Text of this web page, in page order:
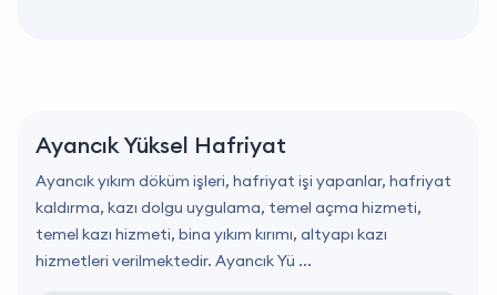
Ayancık Yüksel Hafriyat
Ayancık yıkım döküm işleri, hafriyat işi yapanlar, hafriyat
kaldırma, kazı dolgu uygulama, temel açma hizmeti,
temel kazı hizmeti, bina yıkım kırımı, altyapı kazı
hizmetleri verilmektedir. Ayancık Yü ...